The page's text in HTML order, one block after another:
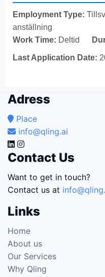
Employment Type:
anställning
Work Time: Deltid
Last Application Date:
Adress
Place
info@qling.ai
Contact Us
Want to get in touch?
Contact us at
Links
Home
About us
Our Services
Why Qling